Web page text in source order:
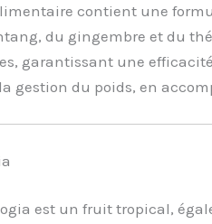
contient une
du gingembre et du
garantissant une
gestion du poids, en
est un fruit tropical,